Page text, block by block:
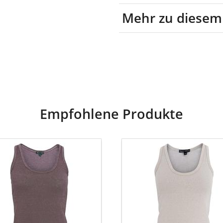
Mehr zu
Empfohlene Produkte